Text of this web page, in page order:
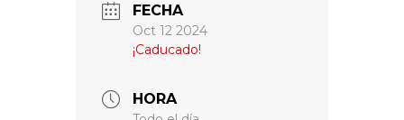
FECHA
Oct 12 2024
¡Caducado!
HORA